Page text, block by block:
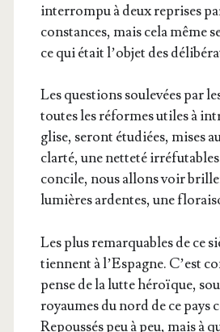
inter­rom­pu à deux reprises
cons­tances, mais cela même
ce qui était l’ob­jet des
Les ques­tions sou­le­vées par
toutes les réformes utiles à
glise, seront étu­diées, mises
clar­té, une net­te­té
concile, nous allons voir
lumières ardentes, une
Les plus remar­quables de ce
tiennent à l’Es­pagne. C’est
pense de la lutte héroïque,
royaumes du nord de ce pays
Repous­sés peu à peu, mais à